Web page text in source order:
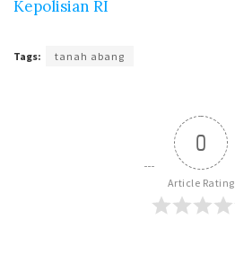
Kepolisian RI
Tags: tanah abang
0
Article Rating